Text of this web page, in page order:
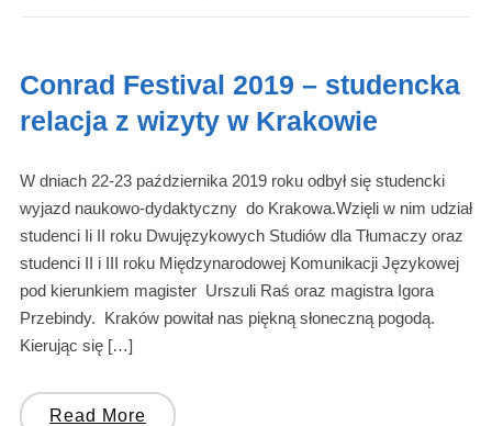
Conrad Festival 2019 – studencka
relacja z wizyty w Krakowie
W dniach 22-23 października 2019 roku odbył się studencki
wyjazd naukowo-dydaktyczny do Krakowa.Wzięli w nim udział
studenci Ii II roku Dwujęzykowych Studiów dla Tłumaczy oraz
studenci II i III roku Międzynarodowej Komunikacji Językowej
pod kierunkiem magister Urszuli Raś oraz magistra Igora
Przebindy. Kraków powitał nas piękną słoneczną pogodą.
Kierując się […]
Read More